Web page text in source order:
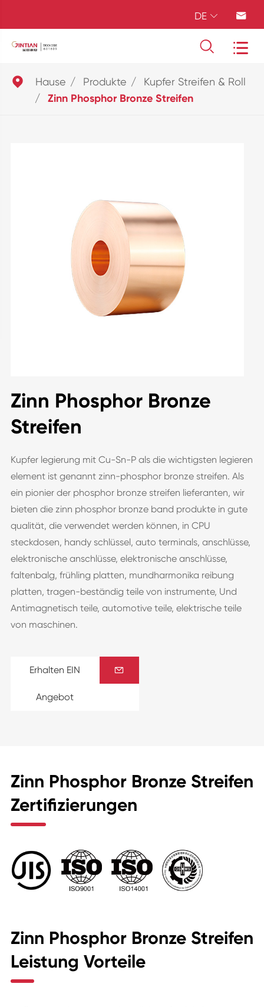
DE  
 
 Hause Produkte Kupfer Streifen & Roll
Zinn Phosphor Bronze Streifen
Zinn Phosphor Bronze
Streifen
Kupfer legierung mit Cu-Sn-P als die wichtigsten legieren
element ist genannt zinn-phosphor bronze streifen. Als
ein pionier der phosphor bronze streifen lieferanten, wir
bieten die zinn phosphor bronze band produkte in gute
qualität, die verwendet werden können, in CPU
steckdosen, handy schlüssel, auto terminals, anschlüsse,
elektronische anschlüsse, elektronische anschlüsse,
faltenbalg, frühling platten, mundharmonika reibung
platten, tragen-beständig teile von instrumente, Und
Antimagnetisch teile, automotive teile, elektrische teile
von maschinen.
Erhalten EIN
Angebot

Zinn Phosphor Bronze Streifen
Zertifizierungen
Zinn Phosphor Bronze Streifen
Leistung Vorteile